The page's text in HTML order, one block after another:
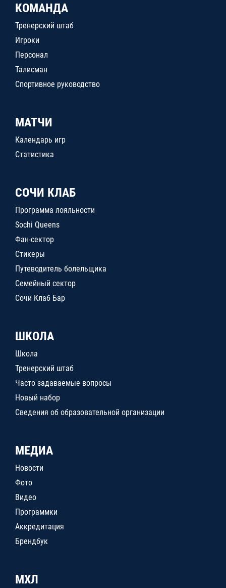
КОМАНДА
Тренерский штаб
Игроки
Персонал
Талисман
Спортивное руководство
МАТЧИ
Календарь игр
Статистика
СОЧИ КЛАБ
Программа лояльности
Sochi Queens
Фан-сектор
Стикеры
Путеводитель болельщика
Семейный сектор
Сочи Клаб Бар
ШКОЛА
Школа
Тренерский штаб
Часто задаваемые вопросы
Новый набор
Сведения об образовательной организации
МЕДИА
Новости
Фото
Видео
Программки
Аккредитация
Брендбук
МХЛ